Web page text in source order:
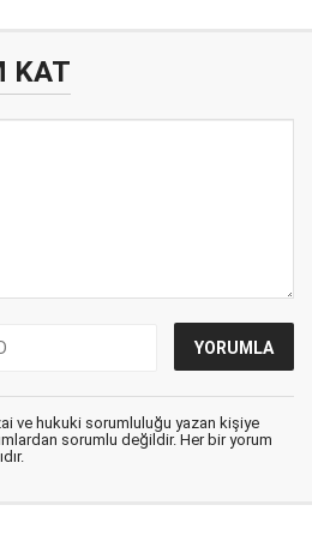
KAT
ve hukuki sorumluluğu yazan kişiye
sorumlu değildir. Her bir yorum